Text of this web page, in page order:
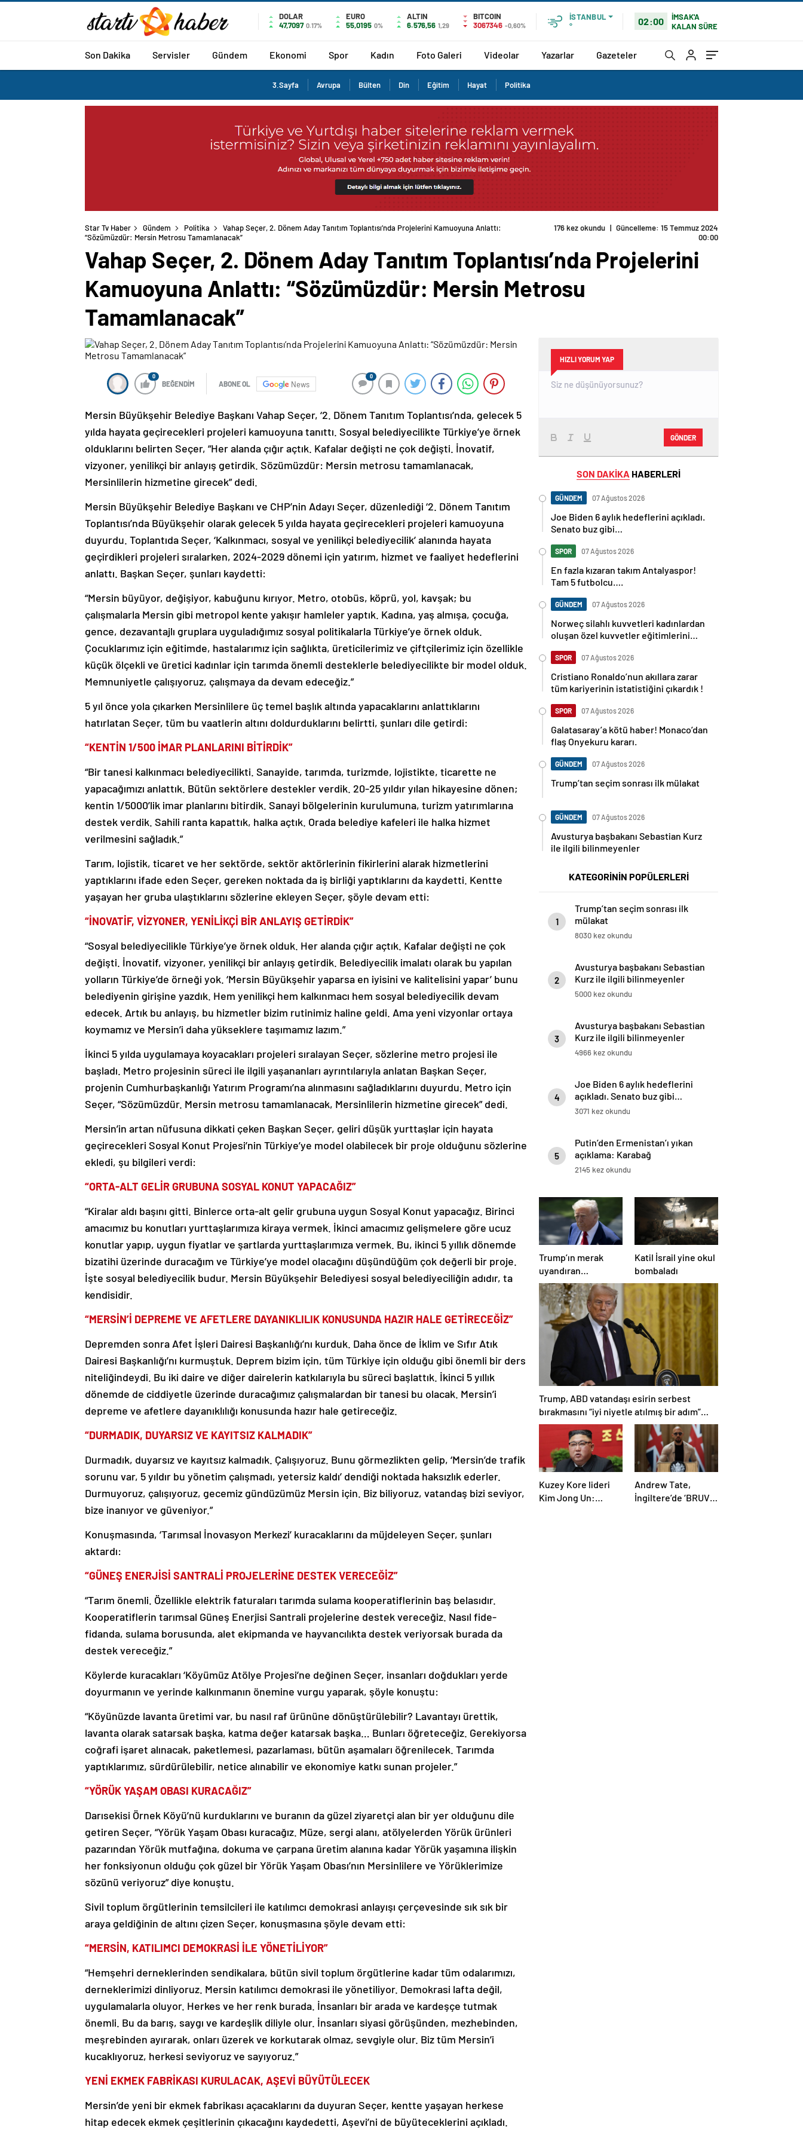
DOLAR
47,7097 0.17%
EURO
55,0195 0%
ALTIN
6.576,56 1,29
BITCOIN
3067346 -0,60%
İSTANBUL
°
02:00
İMSAK'A
KALAN SÜRE
Son Dakika Servisler Gündem Ekonomi Spor Kadın Foto Galeri Videolar Yazarlar Gazeteler
3.Sayfa Avrupa Bülten Din Eğitim Hayat Politika
Star Tv Haber Gündem Politika
Vahap Seçer, 2. Dönem Aday Tanıtım Toplantısı’nda Projelerini Kamuoyuna Anlattı:
“Sözümüzdür: Mersin Metrosu Tamamlanacak”
176 kez okundu | Güncelleme: 15 Temmuz 2024
00:00
Vahap Seçer, 2. Dönem Aday Tanıtım Toplantısı’nda Projelerini
Kamuoyuna Anlattı: “Sözümüzdür: Mersin Metrosu
Tamamlanacak”
0
BEĞENDİM ABONE OL News
0
Mersin Büyükşehir Belediye Başkanı Vahap Seçer, ‘2. Dönem Tanıtım Toplantısı’nda, gelecek 5
yılda hayata geçirecekleri projeleri kamuoyuna tanıttı. Sosyal belediyecilikte Türkiye’ye örnek
olduklarını belirten Seçer, “Her alanda çığır açtık. Kafalar değişti ne çok değişti. İnovatif,
vizyoner, yenilikçi bir anlayış getirdik. Sözümüzdür: Mersin metrosu tamamlanacak,
Mersinlilerin hizmetine girecek” dedi.
Mersin Büyükşehir Belediye Başkanı ve CHP’nin Adayı Seçer, düzenlediği ‘2. Dönem Tanıtım
Toplantısı’nda Büyükşehir olarak gelecek 5 yılda hayata geçirecekleri projeleri kamuoyuna
duyurdu. Toplantıda Seçer, ‘Kalkınmacı, sosyal ve yenilikçi belediyecilik’ alanında hayata
geçirdikleri projeleri sıralarken, 2024-2029 dönemi için yatırım, hizmet ve faaliyet hedeflerini
anlattı. Başkan Seçer, şunları kaydetti:
“Mersin büyüyor, değişiyor, kabuğunu kırıyor. Metro, otobüs, köprü, yol, kavşak; bu
çalışmalarla Mersin gibi metropol kente yakışır hamleler yaptık. Kadına, yaş almışa, çocuğa,
gence, dezavantajlı gruplara uyguladığımız sosyal politikalarla Türkiye’ye örnek olduk.
Çocuklarımız için eğitimde, hastalarımız için sağlıkta, üreticilerimiz ve çiftçilerimiz için özellikle
küçük ölçekli ve üretici kadınlar için tarımda önemli desteklerle belediyecilikte bir model olduk.
Memnuniyetle çalışıyoruz, çalışmaya da devam edeceğiz.”
5 yıl önce yola çıkarken Mersinlilere üç temel başlık altında yapacaklarını anlattıklarını
hatırlatan Seçer, tüm bu vaatlerin altını doldurduklarını belirtti, şunları dile getirdi:
“KENTİN 1/500 İMAR PLANLARINI BİTİRDİK”
“Bir tanesi kalkınmacı belediyecilikti. Sanayide, tarımda, turizmde, lojistikte, ticarette ne
yapacağımızı anlattık. Bütün sektörlere destekler verdik. 20-25 yıldır yılan hikayesine dönen;
kentin 1/5000’lik imar planlarını bitirdik. Sanayi bölgelerinin kurulumuna, turizm yatırımlarına
destek verdik. Sahili ranta kapattık, halka açtık. Orada belediye kafeleri ile halka hizmet
verilmesini sağladık.”
Tarım, lojistik, ticaret ve her sektörde, sektör aktörlerinin fikirlerini alarak hizmetlerini
yaptıklarını ifade eden Seçer, gereken noktada da iş birliği yaptıklarını da kaydetti. Kentte
yaşayan her gruba ulaştıklarını sözlerine ekleyen Seçer, şöyle devam etti:
“İNOVATİF, VİZYONER, YENİLİKÇİ BİR ANLAYIŞ GETİRDİK”
“Sosyal belediyecilikle Türkiye’ye örnek olduk. Her alanda çığır açtık. Kafalar değişti ne çok
değişti. İnovatif, vizyoner, yenilikçi bir anlayış getirdik. Belediyecilik imalatı olarak bu yapılan
yolların Türkiye’de örneği yok. ‘Mersin Büyükşehir yaparsa en iyisini ve kalitelisini yapar’ bunu
belediyenin girişine yazdık. Hem yenilikçi hem kalkınmacı hem sosyal belediyecilik devam
edecek. Artık bu anlayış, bu hizmetler bizim rutinimiz haline geldi. Ama yeni vizyonlar ortaya
koymamız ve Mersin’i daha yükseklere taşımamız lazım.”
İkinci 5 yılda uygulamaya koyacakları projeleri sıralayan Seçer, sözlerine metro projesi ile
başladı. Metro projesinin süreci ile ilgili yaşananları ayrıntılarıyla anlatan Başkan Seçer,
projenin Cumhurbaşkanlığı Yatırım Programı’na alınmasını sağladıklarını duyurdu. Metro için
Seçer, “Sözümüzdür. Mersin metrosu tamamlanacak, Mersinlilerin hizmetine girecek” dedi.
Mersin’in artan nüfusuna dikkati çeken Başkan Seçer, geliri düşük yurttaşlar için hayata
geçirecekleri Sosyal Konut Projesi’nin Türkiye’ye model olabilecek bir proje olduğunu sözlerine
ekledi, şu bilgileri verdi:
“ORTA-ALT GELİR GRUBUNA SOSYAL KONUT YAPACAĞIZ”
“Kiralar aldı başını gitti. Binlerce orta-alt gelir grubuna uygun Sosyal Konut yapacağız. Birinci
amacımız bu konutları yurttaşlarımıza kiraya vermek. İkinci amacımız gelişmelere göre ucuz
konutlar yapıp, uygun fiyatlar ve şartlarda yurttaşlarımıza vermek. Bu, ikinci 5 yıllık dönemde
bizatihi üzerinde duracağım ve Türkiye’ye model olacağını düşündüğüm çok değerli bir proje.
İşte sosyal belediyecilik budur. Mersin Büyükşehir Belediyesi sosyal belediyeciliğin adıdır, ta
kendisidir.
“MERSİN’İ DEPREME VE AFETLERE DAYANIKLILIK KONUSUNDA HAZIR HALE GETİRECEĞİZ”
Depremden sonra Afet İşleri Dairesi Başkanlığı’nı kurduk. Daha önce de İklim ve Sıfır Atık
Dairesi Başkanlığı’nı kurmuştuk. Deprem bizim için, tüm Türkiye için olduğu gibi önemli bir ders
niteliğindeydi. Bu iki daire ve diğer dairelerin katkılarıyla bu süreci başlattık. İkinci 5 yıllık
dönemde de ciddiyetle üzerinde duracağımız çalışmalardan bir tanesi bu olacak. Mersin’i
depreme ve afetlere dayanıklılığı konusunda hazır hale getireceğiz.
“DURMADIK, DUYARSIZ VE KAYITSIZ KALMADIK”
Durmadık, duyarsız ve kayıtsız kalmadık. Çalışıyoruz. Bunu görmezlikten gelip, ‘Mersin’de trafik
sorunu var, 5 yıldır bu yönetim çalışmadı, yetersiz kaldı’ dendiği noktada haksızlık ederler.
Durmuyoruz, çalışıyoruz, gecemiz gündüzümüz Mersin için. Biz biliyoruz, vatandaş bizi seviyor,
bize inanıyor ve güveniyor.”
Konuşmasında, ‘Tarımsal İnovasyon Merkezi’ kuracaklarını da müjdeleyen Seçer, şunları
aktardı:
“GÜNEŞ ENERJİSİ SANTRALİ PROJELERİNE DESTEK VERECEĞİZ”
“Tarım önemli. Özellikle elektrik faturaları tarımda sulama kooperatiflerinin baş belasıdır.
Kooperatiflerin tarımsal Güneş Enerjisi Santrali projelerine destek vereceğiz. Nasıl fide-
fidanda, sulama borusunda, alet ekipmanda ve hayvancılıkta destek veriyorsak burada da
destek vereceğiz.”
Köylerde kuracakları ‘Köyümüz Atölye Projesi’ne değinen Seçer, insanları doğdukları yerde
doyurmanın ve yerinde kalkınmanın önemine vurgu yaparak, şöyle konuştu:
“Köyünüzde lavanta üretimi var, bu nasıl raf ürününe dönüştürülebilir? Lavantayı ürettik,
lavanta olarak satarsak başka, katma değer katarsak başka… Bunları öğreteceğiz. Gerekiyorsa
coğrafi işaret alınacak, paketlemesi, pazarlaması, bütün aşamaları öğrenilecek. Tarımda
yaptıklarımız, sürdürülebilir, netice alınabilir ve ekonomiye katkı sunan projeler.”
“YÖRÜK YAŞAM OBASI KURACAĞIZ”
Darısekisi Örnek Köyü’nü kurduklarını ve buranın da güzel ziyaretçi alan bir yer olduğunu dile
getiren Seçer, “Yörük Yaşam Obası kuracağız. Müze, sergi alanı, atölyelerden Yörük ürünleri
pazarından Yörük mutfağına, dokuma ve çarpana üretim alanına kadar Yörük yaşamına ilişkin
her fonksiyonun olduğu çok güzel bir Yörük Yaşam Obası’nın Mersinlilere ve Yörüklerimize
sözünü veriyoruz” diye konuştu.
Sivil toplum örgütlerinin temsilcileri ile katılımcı demokrasi anlayışı çerçevesinde sık sık bir
araya geldiğinin de altını çizen Seçer, konuşmasına şöyle devam etti:
“MERSİN, KATILIMCI DEMOKRASİ İLE YÖNETİLİYOR”
“Hemşehri derneklerinden sendikalara, bütün sivil toplum örgütlerine kadar tüm odalarımızı,
derneklerimizi dinliyoruz. Mersin katılımcı demokrasi ile yönetiliyor. Demokrasi lafta değil,
uygulamalarla oluyor. Herkes ve her renk burada. İnsanları bir arada ve kardeşçe tutmak
önemli. Bu da barış, saygı ve kardeşlik diliyle olur. İnsanları siyasi görüşünden, mezhebinden,
meşrebinden ayırarak, onları üzerek ve korkutarak olmaz, sevgiyle olur. Biz tüm Mersin’i
kucaklıyoruz, herkesi seviyoruz ve sayıyoruz.”
YENİ EKMEK FABRİKASI KURULACAK, AŞEVİ BÜYÜTÜLECEK
Mersin’de yeni bir ekmek fabrikası açacaklarını da duyuran Seçer, kentte yaşayan herkese
hitap edecek ekmek çeşitlerinin çıkacağını kaydedetti, Aşevi’ni de büyüteceklerini açıkladı.
HIZLI YORUM YAP
GÖNDER
SON DAKİKA HABERLERİ
GÜNDEM 07 Ağustos 2026
Joe Biden 6 aylık hedeflerini açıkladı.
Senato buz gibi…
SPOR 07 Ağustos 2026
En fazla kızaran takım Antalyaspor!
Tam 5 futbolcu….
GÜNDEM 07 Ağustos 2026
Norweç silahlı kuvvetleri kadınlardan
oluşan özel kuvvetler eğitimlerini
SPOR 07 Ağustos 2026
Cristiano Ronaldo’nun akıllara zarar
tüm kariyerinin istatistiğini çıkardık !
SPOR 07 Ağustos 2026
Galatasaray’a kötü haber! Monaco’dan
flaş Onyekuru kararı.
GÜNDEM 07 Ağustos 2026
Trump’tan seçim sonrası ilk mülakat
GÜNDEM 07 Ağustos 2026
Avusturya başbakanı Sebastian Kurz
ile ilgili bilinmeyenler
KATEGORİNİN POPÜLERLERİ
1
Trump’tan seçim sonrası ilk
mülakat
8030 kez okundu
2
Avusturya başbakanı Sebastian
Kurz ile ilgili bilinmeyenler
5000 kez okundu
3
Avusturya başbakanı Sebastian
Kurz ile ilgili bilinmeyenler
4966 kez okundu
4
Joe Biden 6 aylık hedeflerini
açıkladı. Senato buz gibi…
3071 kez okundu
5
Putin’den Ermenistan’ı yıkan
açıklama: Karabağ
Azerbaycan’ın ayrılmaz bir
2145 kez okundu
Trump’ın merak
uyandıran
paylaşımının sağlık
sistemiyle ilgili
kararname olduğu
anlaşıldı
Katil İsrail yine okul
bombaladı
Trump, ABD vatandaşı esirin serbest
bırakmasını “iyi niyetle atılmış bir adım”
olarak değerlendirdi
Kuzey Kore lideri
Kim Jong Un:
Andrew Tate,
İngiltere’de ‘BRUV’